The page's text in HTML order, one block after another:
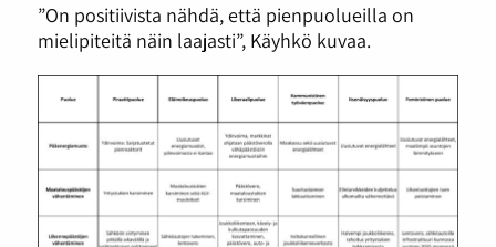
”On positiivista nähdä, että pienpuolueilla on
mielipiteitä näin laajasti”, Käyhkö kuvaa.